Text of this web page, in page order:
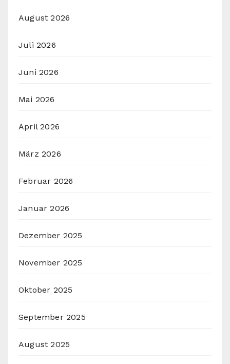
August 2026
Juli 2026
Juni 2026
Mai 2026
April 2026
März 2026
Februar 2026
Januar 2026
Dezember 2025
November 2025
Oktober 2025
September 2025
August 2025